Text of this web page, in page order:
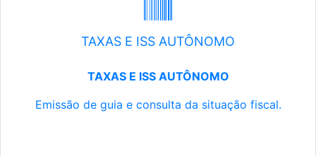
TAXAS E ISS AUTÔNOMO
TAXAS E ISS AUTÔNOMO
Emissão de guia e consulta da situação fiscal.